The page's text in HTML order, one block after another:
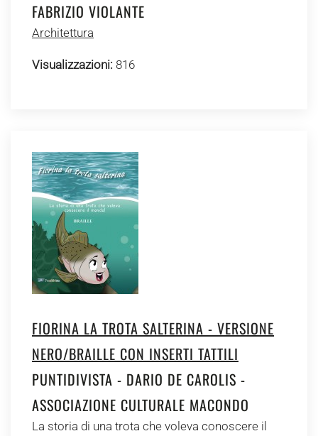
FABRIZIO VIOLANTE
Architettura
Visualizzazioni: 816
FIORINA LA TROTA SALTERINA - VERSIONE
NERO/BRAILLE CON INSERTI TATTILI
PUNTIDIVISTA - DARIO DE CAROLIS -
ASSOCIAZIONE CULTURALE MACONDO
La storia di una trota che voleva conoscere il